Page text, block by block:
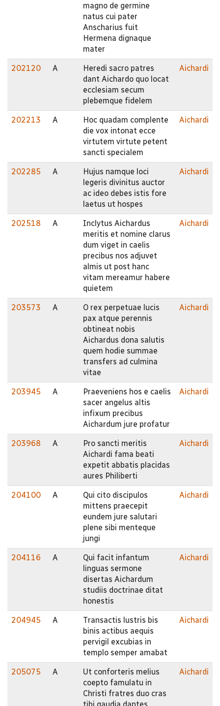
magno de germine
natus cui pater
Anscharius fuit
Hermena dignaque
mater
202120 A
Heredi sacro patres
dant Aichardo quo locat
ecclesiam secum
plebemque fidelem
Aichardi
202213 A
Hoc quadam complente
die vox intonat ecce
virtutem virtute petent
sancti specialem
Aichardi
202285 A
Hujus namque loci
legeris divinitus auctor
ac ideo debes istis fore
laetus ut hospes
Aichardi
202518 A
Inclytus Aichardus
meritis et nomine clarus
dum viget in caelis
precibus nos adjuvet
almis ut post hanc
vitam mereamur habere
quietem
Aichardi
203573 A
O rex perpetuae lucis
pax atque perennis
obtineat nobis
Aichardus dona salutis
quem hodie summae
transfers ad culmina
vitae
Aichardi
203945 A
Praeveniens hos e caelis
sacer angelus altis
infixum precibus
Aichardum jure profatur
Aichardi
203968 A
Pro sancti meritis
Aichardi fama beati
expetit abbatis placidas
aures Philiberti
Aichardi
204100 A
Qui cito discipulos
mittens praecepit
eundem jure salutari
plene sibi menteque
jungi
Aichardi
204116 A
Qui facit infantum
linguas sermone
disertas Aichardum
studiis doctrinae ditat
honestis
Aichardi
204945 A
Transactis lustris bis
binis actibus aequis
pervigil excubias in
templo semper amabat
Aichardi
205075 A
Ut conforteris melius
coepto famulatu in
Christi fratres duo cras
tibi gaudia dantes
Aichardi